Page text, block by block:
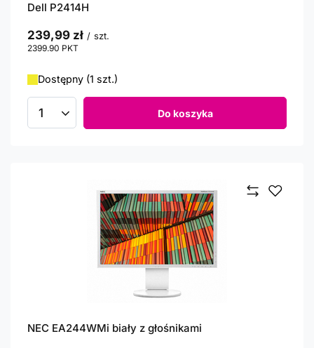
Dell P2414H
239,99 zł / szt.
2399.90 PKT
Dostępny (1 szt.)
Ilość produktów Do koszyka
NEC EA244WMi biały z głośnikami